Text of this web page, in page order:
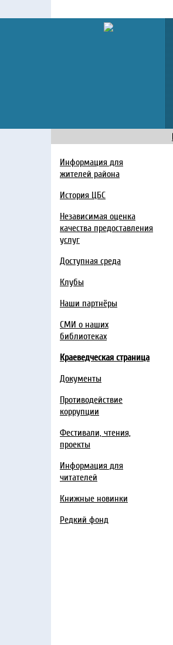
Информация для
жителей района
История ЦБС
Независимая оценка
качества предоставления
услуг
Доступная среда
Клубы
Наши партнёры
СМИ о наших
библиотеках
Краеведческая страница
Документы
Противодействие
коррупции
Фестивали, чтения,
проекты
Информация для
читателей
Книжные новинки
Редкий фонд